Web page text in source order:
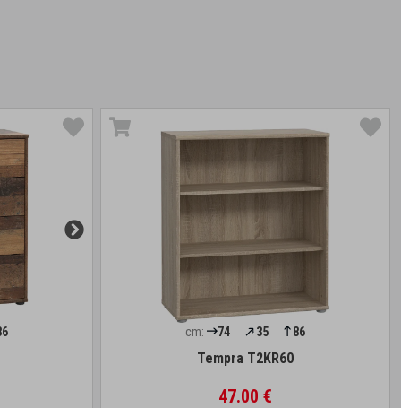
cm: 74 35 86
Tempra T2KR60
47.00 €